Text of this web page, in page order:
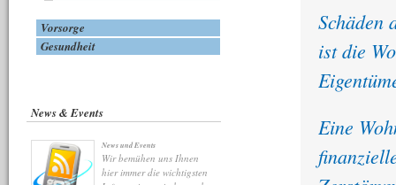
Vorsorge
Gesundheit
News & Events
News und Events
Wir bemühen uns Ihnen
hier immer die wichtigsten
Schäden
ist die
Eine